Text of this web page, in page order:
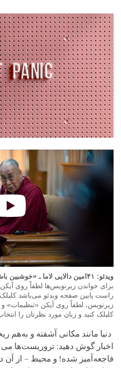
ویدئو: ۴١امین دالایی لاما ـ «خوشبین باش»
برای خواندن زیرنویس‌ها لطفاً روی
راست پایین صفحه ویدئو می‌باشد
زیرنویس، لطفاً روی آیکن
کلیلک کنید و زبان مورد نظرتان را
دنیا مانند مکانی آشفته و به‌هم
اخبار گوش دهید: تروریست‌ها
فاجعه‌آمیز شده! و محیط – از آن